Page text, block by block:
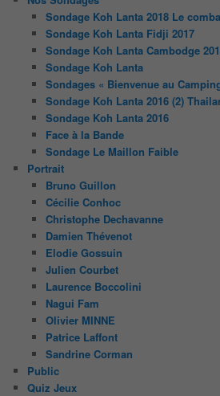
Sondage Koh Lanta 2018 Le
Sondage Koh Lanta Fidji 2017
Sondage Koh Lanta Cambodge
Sondage Koh Lanta
Sondages « Bienvenue au
Sondage Koh Lanta 2016 (2)
Sondage Koh Lanta 2016
Face à la Bande
Sondage Le Maillon Faible
Portrait
Bruno Guillon
Cécilie Conhoc
Christophe Dechavanne
Damien Thévenot
Elodie Gossuin
Julien Courbet
Laurence Boccolini
Nagui Fam
Olivier MINNE
Patrice Laffont
Sandrine Corman
Public
Quiz Jeux